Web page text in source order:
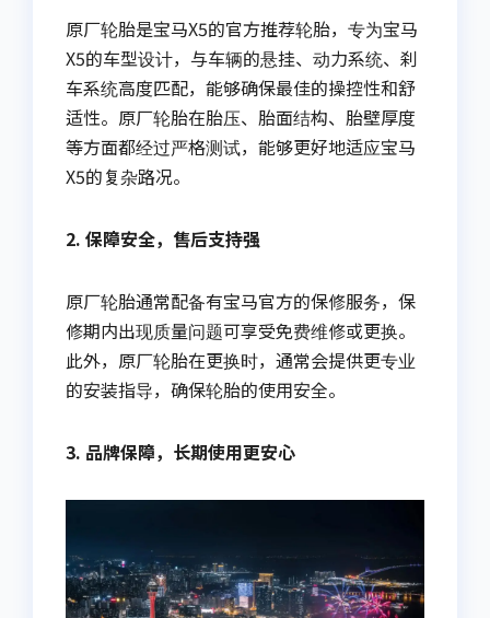
原厂轮胎是宝马X5的官方推荐轮胎，专为宝马
X5的车型设计，与车辆的悬挂、动力系统、刹
车系统高度匹配，能够确保最佳的操控性和舒
适性。原厂轮胎在胎压、胎面结构、胎壁厚度
等方面都经过严格测试，能够更好地适应宝马
X5的复杂路况。
2. 保障安全，售后支持强
原厂轮胎通常配备有宝马官方的保修服务，保
修期内出现质量问题可享受免费维修或更换。
此外，原厂轮胎在更换时，通常会提供更专业
的安装指导，确保轮胎的使用安全。
3. 品牌保障，长期使用更安心